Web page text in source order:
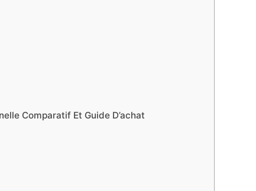
Comparatif Et Guide D’achat